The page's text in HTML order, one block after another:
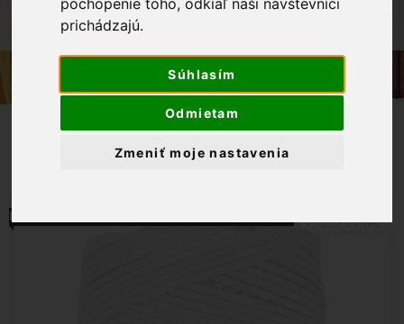
pochopenie toho, odkiaľ naši návštevníci
prichádzajú.
Súhlasím
Odmietam
Zmeniť moje nastavenia
CORDY 2,5MM - MACRAME 8190- ŽLTÁ
MOMENTÁLNE NIE JE NA SKLADE